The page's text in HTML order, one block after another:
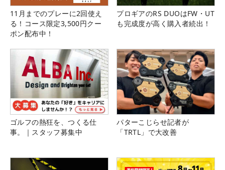
11月までのプレーに2回使え
る！コース限定3,500円クー
ポン配布中！
プロギアのRS DUOはFW・UT
も完成度が高く購入者続出！
ゴルフの熱狂を、つくる仕
事。｜スタッフ募集中
パターこじらせ記者が
「TRTL」で大改善